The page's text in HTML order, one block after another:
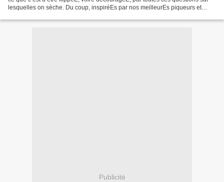
lesquelles on sèche. Du coup, inspiréEs par nos meilleurEs piqueurs et
Publicité